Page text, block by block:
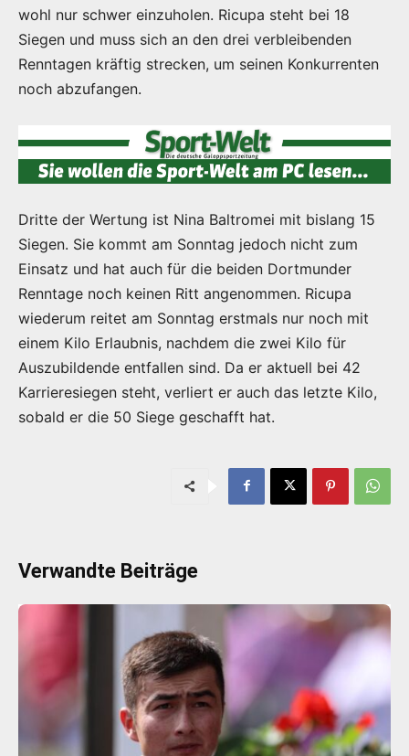
wohl nur schwer einzuholen. Ricupa steht bei 18
Siegen und muss sich an den drei verbleibenden
Renntagen kräftig strecken, um seinen Konkurrenten
noch abzufangen.
Dritte der Wertung ist Nina Baltromei mit bislang 15
Siegen. Sie kommt am Sonntag jedoch nicht zum
Einsatz und hat auch für die beiden Dortmunder
Renntage noch keinen Ritt angenommen. Ricupa
wiederum reitet am Sonntag erstmals nur noch mit
einem Kilo Erlaubnis, nachdem die zwei Kilo für
Auszubildende entfallen sind. Da er aktuell bei 42
Karrieresiegen steht, verliert er auch das letzte Kilo,
sobald er die 50 Siege geschafft hat.
Verwandte Beiträge